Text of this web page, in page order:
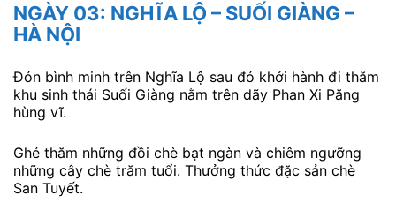
NGÀY 03: NGHĨA LỘ – SUỐI GIÀNG –
HÀ NỘI
Đón bình minh trên Nghĩa Lộ sau đó khởi hành đi thăm
khu sinh thái Suối Giàng nằm trên dãy Phan Xi Păng
hùng vĩ.
Ghé thăm những đồi chè bạt ngàn và chiêm ngưỡng
những cây chè trăm tuổi. Thưởng thức đặc sản chè
San Tuyết.